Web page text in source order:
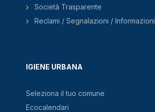
IGIENE URBANA
Seleziona il tuo comune
Ecocalendari
Società Trasparente
Reclami / Segnalazioni / Informazioni